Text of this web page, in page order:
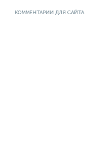
КОММЕНТАРИИ ДЛЯ САЙТА